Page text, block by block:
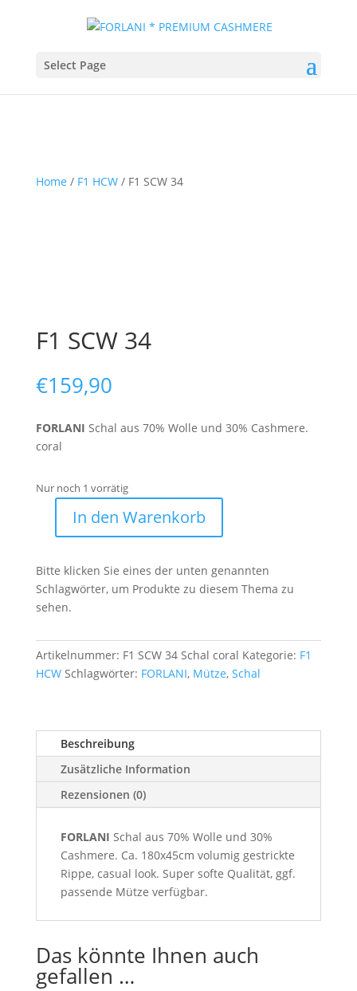
Select Page
Home / F1 HCW/ F1 SCW 34
F1 SCW 34
€159,90
FORLANI Schal aus 70% Wolle und 30% Cashmere.
coral
Nur noch 1 vorrätig
34
Menge
In den Warenkorb
Bitte klicken Sie eines der unten genannten
Schlagwörter, um Produkte zu diesem Thema zu
sehen.
Artikelnummer: F1 SCW 34 Schal coral Kategorie: F1
HCW Schlagwörter: FORLANI, Mütze, Schal
Beschreibung
Zusätzliche Information
Rezensionen (0)
FORLANI Schal aus 70% Wolle und 30%
Cashmere. Ca. 180x45cm volumig gestrickte
Rippe, casual look. Super softe Qualität, ggf.
passende Mütze verfügbar.
Das könnte Ihnen auch
gefallen …